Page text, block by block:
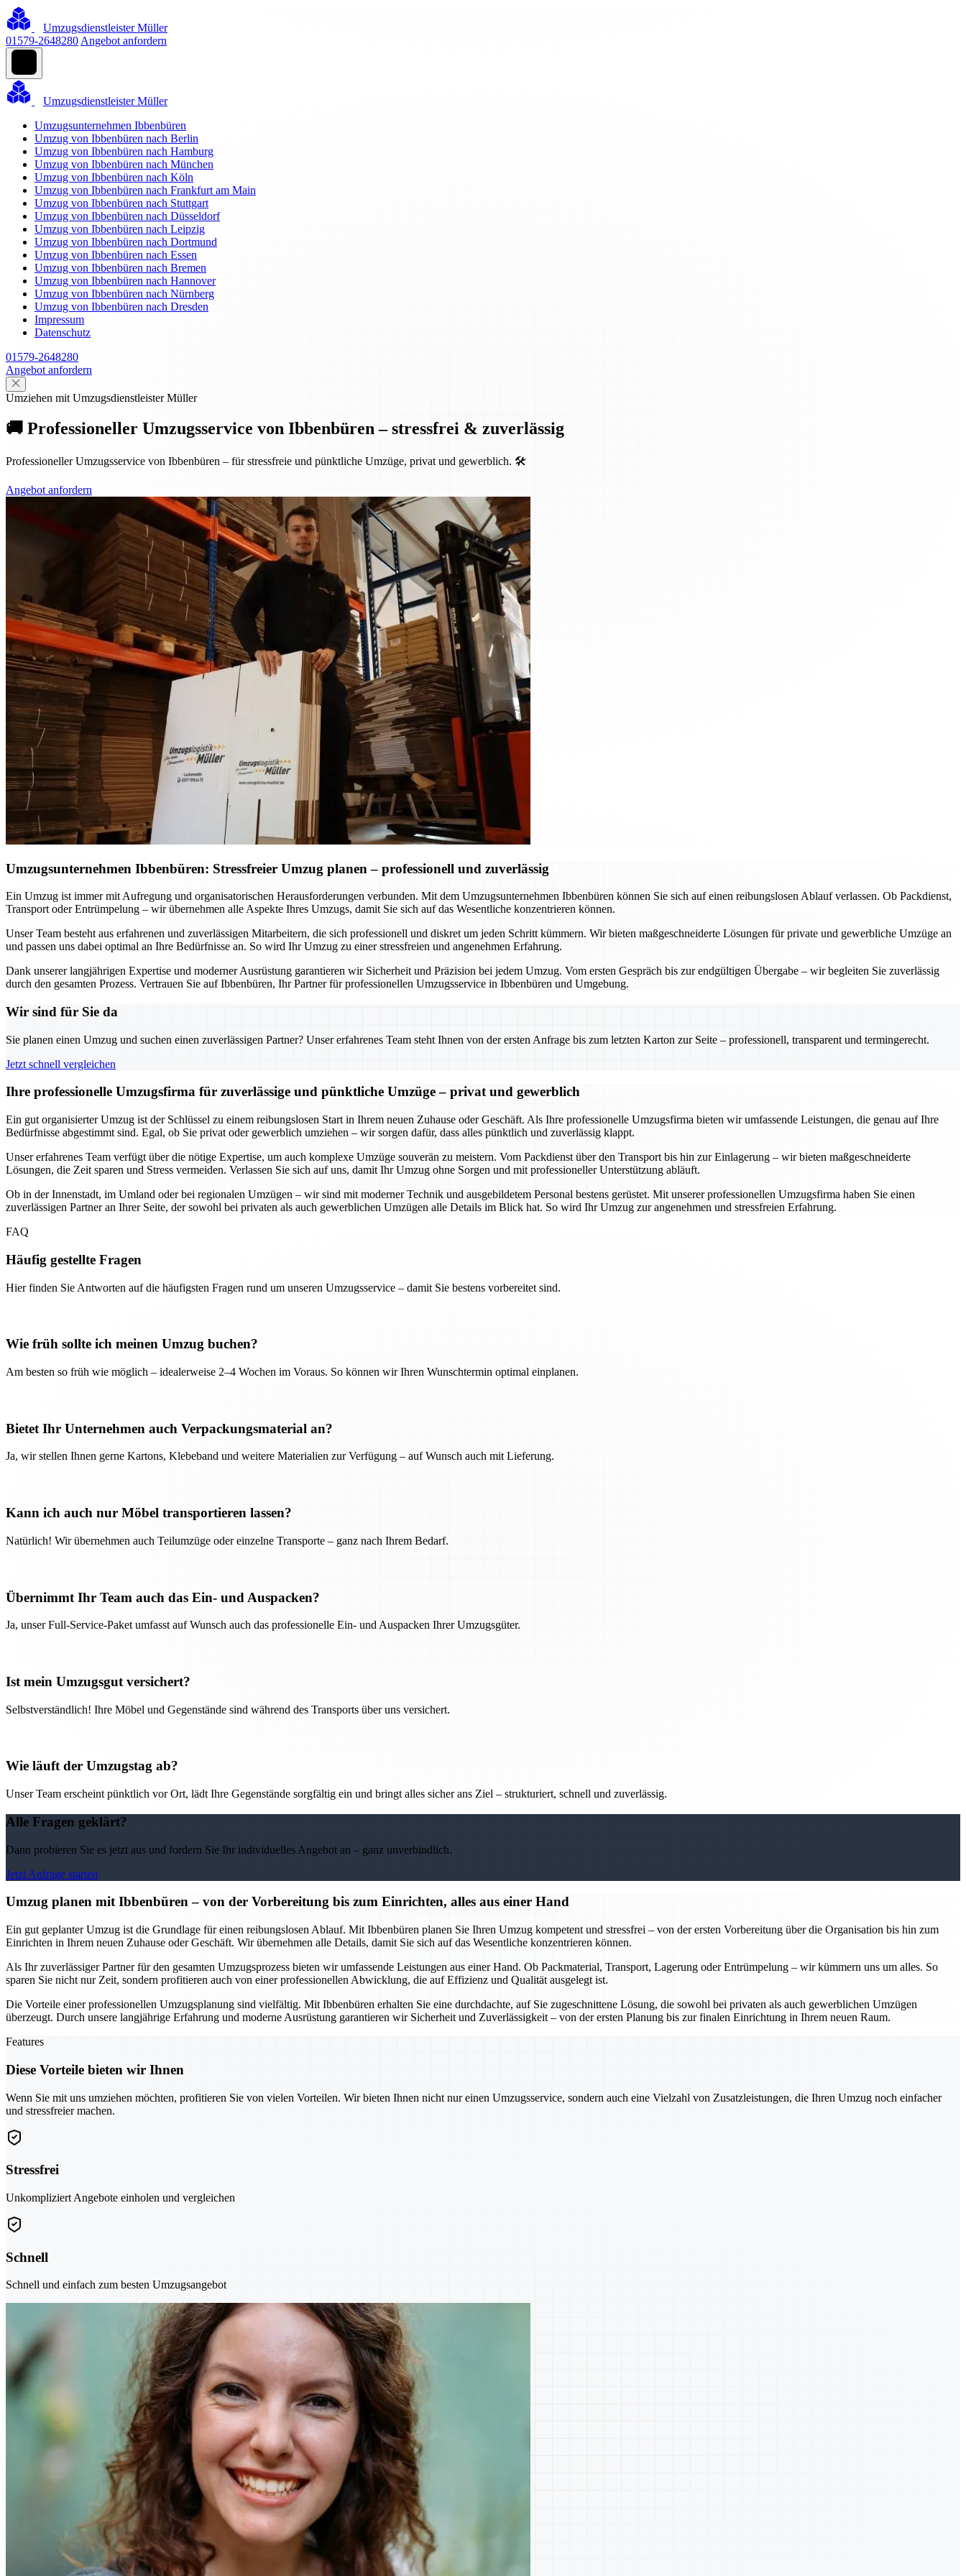
Umzugsdienstleister Müller
01579-2648280 Angebot anfordern
Umzugsdienstleister Müller
Umzugsunternehmen Ibbenbüren
Umzug von Ibbenbüren nach Berlin
Umzug von Ibbenbüren nach Hamburg
Umzug von Ibbenbüren nach München
Umzug von Ibbenbüren nach Köln
Umzug von Ibbenbüren nach Frankfurt am Main
Umzug von Ibbenbüren nach Stuttgart
Umzug von Ibbenbüren nach Düsseldorf
Umzug von Ibbenbüren nach Leipzig
Umzug von Ibbenbüren nach Dortmund
Umzug von Ibbenbüren nach Essen
Umzug von Ibbenbüren nach Bremen
Umzug von Ibbenbüren nach Hannover
Umzug von Ibbenbüren nach Nürnberg
Umzug von Ibbenbüren nach Dresden
Impressum
Datenschutz
01579-2648280
Angebot anfordern
Umziehen mit Umzugsdienstleister Müller
🚚 Professioneller Umzugsservice von Ibbenbüren – stressfrei & zuverlässig
Professioneller Umzugsservice von Ibbenbüren – für stressfreie und pünktliche Umzüge, privat und gewerblich. 🛠️
Angebot anfordern
Umzugsunternehmen Ibbenbüren: Stressfreier Umzug planen – professionell und zuverlässig
Ein Umzug ist immer mit Aufregung und organisatorischen Herausforderungen verbunden. Mit dem Umzugsunternehmen Ibbenbüren können Sie sich auf einen reibungslosen Ablauf verlassen. Ob Packdienst,
Transport oder Entrümpelung – wir übernehmen alle Aspekte Ihres Umzugs, damit Sie sich auf das Wesentliche konzentrieren können.
Unser Team besteht aus erfahrenen und zuverlässigen Mitarbeitern, die sich professionell und diskret um jeden Schritt kümmern. Wir bieten maßgeschneiderte Lösungen für private und gewerbliche Umzüge an
und passen uns dabei optimal an Ihre Bedürfnisse an. So wird Ihr Umzug zu einer stressfreien und angenehmen Erfahrung.
Dank unserer langjährigen Expertise und moderner Ausrüstung garantieren wir Sicherheit und Präzision bei jedem Umzug. Vom ersten Gespräch bis zur endgültigen Übergabe – wir begleiten Sie zuverlässig
durch den gesamten Prozess. Vertrauen Sie auf Ibbenbüren, Ihr Partner für professionellen Umzugsservice in Ibbenbüren und Umgebung.
Wir sind für Sie da
Sie planen einen Umzug und suchen einen zuverlässigen Partner? Unser erfahrenes Team steht Ihnen von der ersten Anfrage bis zum letzten Karton zur Seite – professionell, transparent und termingerecht.
Jetzt schnell vergleichen
Ihre professionelle Umzugsfirma für zuverlässige und pünktliche Umzüge – privat und gewerblich
Ein gut organisierter Umzug ist der Schlüssel zu einem reibungslosen Start in Ihrem neuen Zuhause oder Geschäft. Als Ihre professionelle Umzugsfirma bieten wir umfassende Leistungen, die genau auf Ihre
Bedürfnisse abgestimmt sind. Egal, ob Sie privat oder gewerblich umziehen – wir sorgen dafür, dass alles pünktlich und zuverlässig klappt.
Unser erfahrenes Team verfügt über die nötige Expertise, um auch komplexe Umzüge souverän zu meistern. Vom Packdienst über den Transport bis hin zur Einlagerung – wir bieten maßgeschneiderte
Lösungen, die Zeit sparen und Stress vermeiden. Verlassen Sie sich auf uns, damit Ihr Umzug ohne Sorgen und mit professioneller Unterstützung abläuft.
Ob in der Innenstadt, im Umland oder bei regionalen Umzügen – wir sind mit moderner Technik und ausgebildetem Personal bestens gerüstet. Mit unserer professionellen Umzugsfirma haben Sie einen
zuverlässigen Partner an Ihrer Seite, der sowohl bei privaten als auch gewerblichen Umzügen alle Details im Blick hat. So wird Ihr Umzug zur angenehmen und stressfreien Erfahrung.
FAQ
Häufig gestellte Fragen
Hier finden Sie Antworten auf die häufigsten Fragen rund um unseren Umzugsservice – damit Sie bestens vorbereitet sind.
Wie früh sollte ich meinen Umzug buchen?
Am besten so früh wie möglich – idealerweise 2–4 Wochen im Voraus. So können wir Ihren Wunschtermin optimal einplanen.
Bietet Ihr Unternehmen auch Verpackungsmaterial an?
Ja, wir stellen Ihnen gerne Kartons, Klebeband und weitere Materialien zur Verfügung – auf Wunsch auch mit Lieferung.
Kann ich auch nur Möbel transportieren lassen?
Natürlich! Wir übernehmen auch Teilumzüge oder einzelne Transporte – ganz nach Ihrem Bedarf.
Übernimmt Ihr Team auch das Ein- und Auspacken?
Ja, unser Full-Service-Paket umfasst auf Wunsch auch das professionelle Ein- und Auspacken Ihrer Umzugsgüter.
Ist mein Umzugsgut versichert?
Selbstverständlich! Ihre Möbel und Gegenstände sind während des Transports über uns versichert.
Wie läuft der Umzugstag ab?
Unser Team erscheint pünktlich vor Ort, lädt Ihre Gegenstände sorgfältig ein und bringt alles sicher ans Ziel – strukturiert, schnell und zuverlässig.
Alle Fragen geklärt?
Dann probieren Sie es jetzt aus und fordern Sie Ihr individuelles Angebot an – ganz unverbindlich.
Jetzt Anfrage starten
Umzug planen mit Ibbenbüren – von der Vorbereitung bis zum Einrichten, alles aus einer Hand
Ein gut geplanter Umzug ist die Grundlage für einen reibungslosen Ablauf. Mit Ibbenbüren planen Sie Ihren Umzug kompetent und stressfrei – von der ersten Vorbereitung über die Organisation bis hin zum
Einrichten in Ihrem neuen Zuhause oder Geschäft. Wir übernehmen alle Details, damit Sie sich auf das Wesentliche konzentrieren können.
Als Ihr zuverlässiger Partner für den gesamten Umzugsprozess bieten wir umfassende Leistungen aus einer Hand. Ob Packmaterial, Transport, Lagerung oder Entrümpelung – wir kümmern uns um alles. So
sparen Sie nicht nur Zeit, sondern profitieren auch von einer professionellen Abwicklung, die auf Effizienz und Qualität ausgelegt ist.
Die Vorteile einer professionellen Umzugsplanung sind vielfältig. Mit Ibbenbüren erhalten Sie eine durchdachte, auf Sie zugeschnittene Lösung, die sowohl bei privaten als auch gewerblichen Umzügen
überzeugt. Durch unsere langjährige Erfahrung und moderne Ausrüstung garantieren wir Sicherheit und Zuverlässigkeit – von der ersten Planung bis zur finalen Einrichtung in Ihrem neuen Raum.
Features
Diese Vorteile bieten wir Ihnen
Wenn Sie mit uns umziehen möchten, profitieren Sie von vielen Vorteilen. Wir bieten Ihnen nicht nur einen Umzugsservice, sondern auch eine Vielzahl von Zusatzleistungen, die Ihren Umzug noch einfacher
und stressfreier machen.
Stressfrei
Unkompliziert Angebote einholen und vergleichen
Schnell
Schnell und einfach zum besten Umzugsangebot